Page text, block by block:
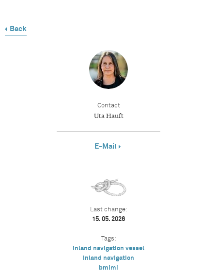
Back
Contact
Uta Hauft
E-Mail
Last change:
15. 05. 2026
Tags:
inland navigation vessel
inland navigation
bmimi